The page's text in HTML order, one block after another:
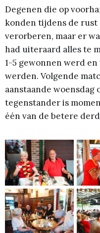
Degenen die op
konden tijdens de rust
verorberen, maar er
had uiteraard alles te
1-5 gewonnen werd
werden. Volgende
aanstaande woensdag
tegenstander is
één van de betere